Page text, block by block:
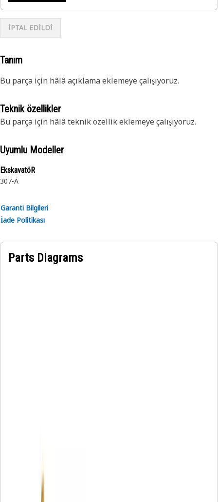
İPTAL EDİLDİ
Tanım
Bu parça için hâlâ açıklama eklemeye çalışıyoruz.
Teknik özellikler
Bu parça için hâlâ teknik özellik eklemeye çalışıyoruz.
Uyumlu Modeller
EkskavatöR
307-A
Garanti Bilgileri
İade Politikası
Parts Diagrams